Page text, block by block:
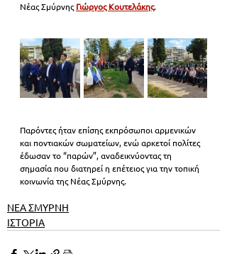
Νέας Σμύρνης Γιώργος Κουτελάκης.
Παρόντες ήταν επίσης εκπρόσωποι αρμενικών
και ποντιακών σωματείων, ενώ αρκετοί πολίτες
έδωσαν το “παρών”, αναδεικνύοντας τη
σημασία που διατηρεί η επέτειος για την τοπική
κοινωνία της Νέας Σμύρνης.
ΝΕΑ ΣΜΥΡΝΗ
ΙΣΤΟΡΙΑ